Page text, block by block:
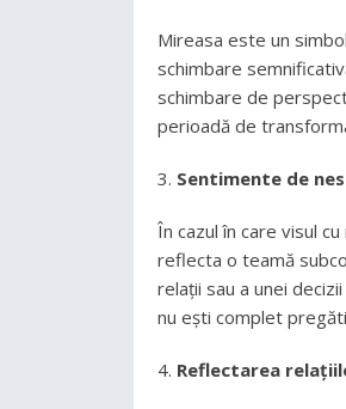
Mireasa este un
schimbare
schimbare de
perioadă de
Sentimente de
În cazul în care visul
reflecta o teamă
relații sau a unei
nu ești complet
Reflectarea